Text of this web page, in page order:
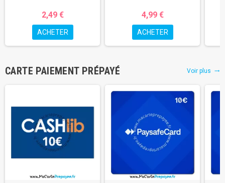
2,49 €
ACHETER
4,99 €
ACHETER
CARTE PAIEMENT PRÉPAYÉ Voir plus trending_flat